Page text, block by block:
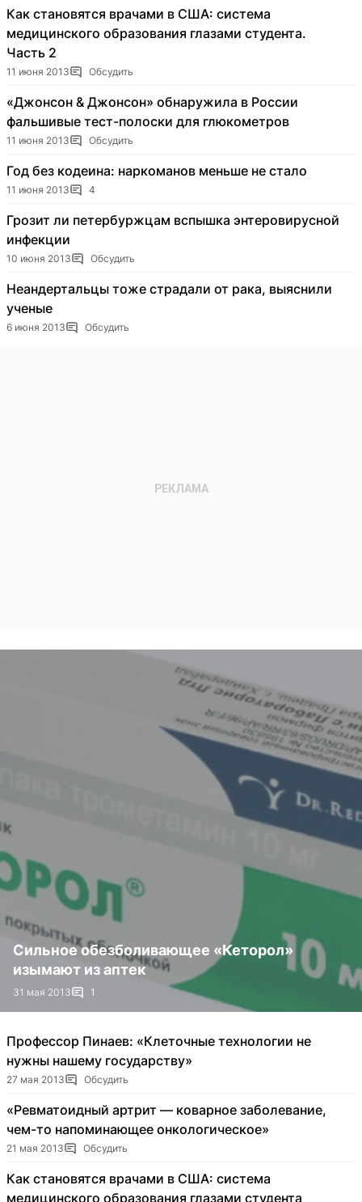
Как становятся врачами в США: система
медицинского образования глазами студента.
Часть 2
11 июня 2013 Обсудить
«Джонсон & Джонсон» обнаружила в России
фальшивые тест-полоски для глюкометров
11 июня 2013 Обсудить
Год без кодеина: наркоманов меньше не стало
11 июня 2013 4
Грозит ли петербуржцам вспышка энтеровирусной
инфекции
10 июня 2013 Обсудить
Неандертальцы тоже страдали от рака, выяснили
ученые
6 июня 2013 Обсудить
Сильное обезболивающее «Кеторол»
изымают из аптек
31 мая 2013 1
Профессор Пинаев: «Клеточные технологии не
нужны нашему государству»
27 мая 2013 Обсудить
«Ревматоидный артрит — коварное заболевание,
чем-то напоминающее онкологическое»
21 мая 2013 Обсудить
Как становятся врачами в США: система
медицинского образования глазами студента